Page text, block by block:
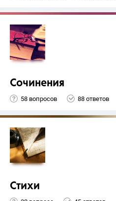
Сочинения
58 вопросов 88 ответов
Стихи